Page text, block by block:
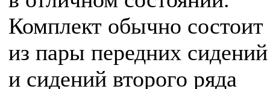
Комплект обычно состоит
из пары передних сидений
и сидений второго ряда